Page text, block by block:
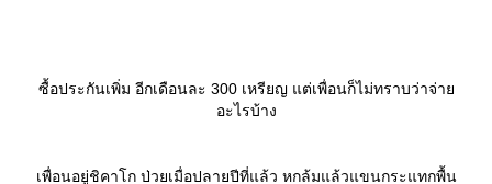
ซื้อประกันเพิ่ม อีกเดือนละ 300 เหรียญ แต่เพื่อนก็ไม่ทราบว่าจ่า
อะไรบ้าง
เพื่อนอยู่ชิคาโก ป่วยเมื่อปลายปีที่แล้ว หกล้มแล้วแขนกระแทกพื้น